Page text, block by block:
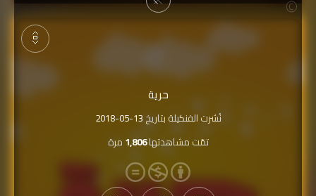
حرية
نُشرت الفنكيلة بتاريخ2018-05-13
تمّت مشاهدتها1,806 مرة
عرض التعليقات